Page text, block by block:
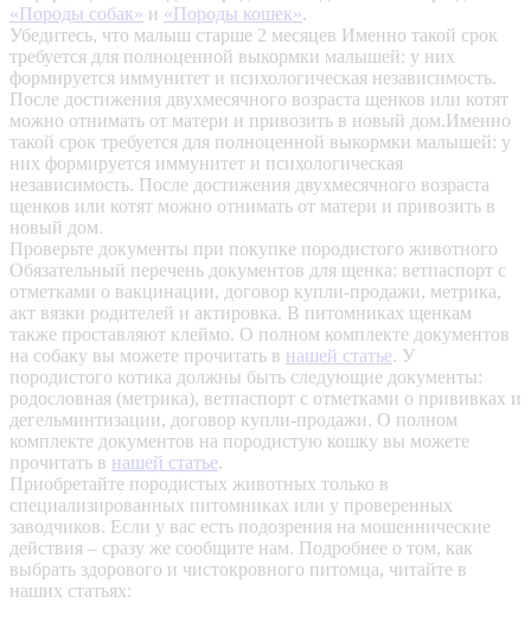
«Породы собак» и «Породы кошек».
Убедитесь, что малыш старше 2 месяцев Именно такой срок
требуется для полноценной выкормки малышей: у них
формируется иммунитет и психологическая независимость.
После достижения двухмесячного возраста щенков или котят
можно отнимать от матери и привозить в новый дом.Именно
такой срок требуется для полноценной выкормки малышей: у
них формируется иммунитет и психологическая
независимость. После достижения двухмесячного возраста
щенков или котят можно отнимать от матери и привозить в
новый дом.
Проверьте документы при покупке породистого животного
Обязательный перечень документов для щенка: ветпаспорт с
отметками о вакцинации, договор купли-продажи, метрика,
акт вязки родителей и актировка. В питомниках щенкам
также проставляют клеймо. О полном комплекте документов
на собаку вы можете прочитать в нашей статье. У
породистого котика должны быть следующие документы:
родословная (метрика), ветпаспорт с отметками о прививках и
дегельминтизации, договор купли-продажи. О полном
комплекте документов на породистую кошку вы можете
прочитать в нашей статье.
Приобретайте породистых животных только в
специализированных питомниках или у проверенных
заводчиков. Если у вас есть подозрения на мошеннические
действия – сразу же сообщите нам. Подробнее о том, как
выбрать здорового и чистокровного питомца, читайте в
наших статьях: